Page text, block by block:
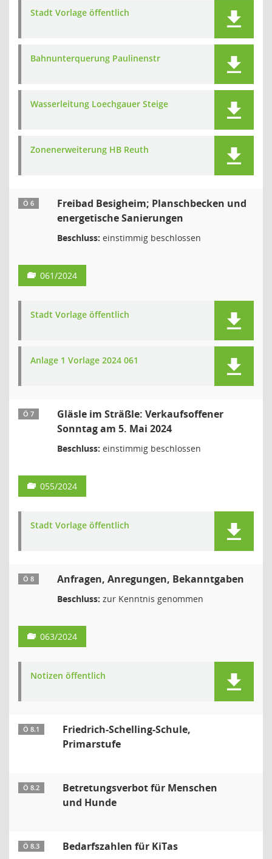
Stadt Vorlage öffentlich
Bahnunterquerung Paulinenstr
Wasserleitung Loechgauer Steige
Zonenerweiterung HB Reuth
Ö 6
Freibad Besigheim; Planschbecken und
energetische Sanierungen
Beschluss: einstimmig beschlossen
061/2024
Stadt Vorlage öffentlich
Anlage 1 Vorlage 2024 061
Ö 7
Gläsle im Sträßle: Verkaufsoffener
Sonntag am 5. Mai 2024
Beschluss: einstimmig beschlossen
055/2024
Stadt Vorlage öffentlich
Ö 8 Anfragen, Anregungen, Bekanntgaben
Beschluss: zur Kenntnis genommen
063/2024
Notizen öffentlich
Ö 8.1
Friedrich-Schelling-Schule,
Primarstufe
Ö 8.2
Betretungsverbot für Menschen
und Hunde
Ö 8.3 Bedarfszahlen für KiTas